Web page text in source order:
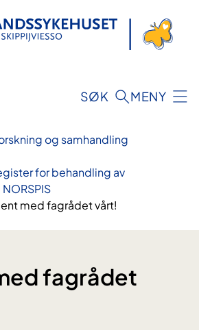
SØK MENY
og samhandling
for behandling av
med fagrådet vårt!
fagrådet